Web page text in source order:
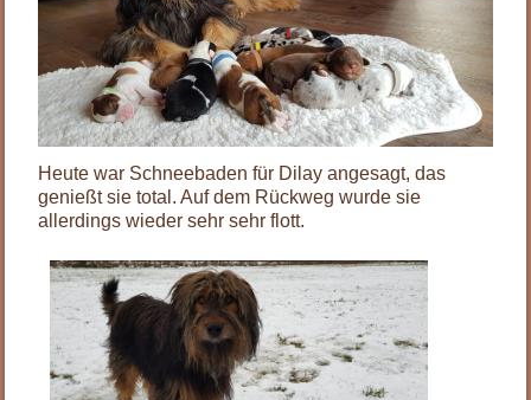
Heute war Schneebaden für Dilay angesagt, das
genießt sie total. Auf dem Rückweg wurde sie
allerdings wieder sehr sehr flott.